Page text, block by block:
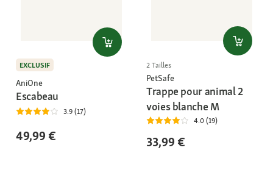
EXCLUSIF
AniOne
Escabeau
3.9 (17)
49,99 €
2 Tailles
PetSafe
Trappe pour animal 2
voies blanche M
4.0 (19)
33,99 €